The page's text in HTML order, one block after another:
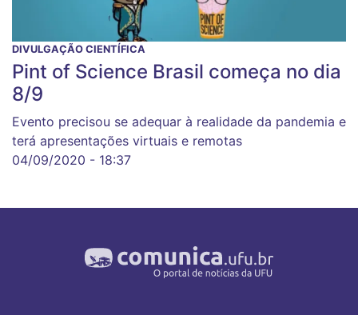
DIVULGAÇÃO CIENTÍFICA
Pint of Science Brasil começa no dia
8/9
Evento precisou se adequar à realidade da pandemia e
terá apresentações virtuais e remotas
04/09/2020 - 18:37